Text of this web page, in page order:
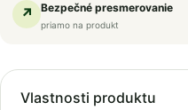
↗ Bezpečné presmerovanie
priamo na produkt
Vlastnosti produktu